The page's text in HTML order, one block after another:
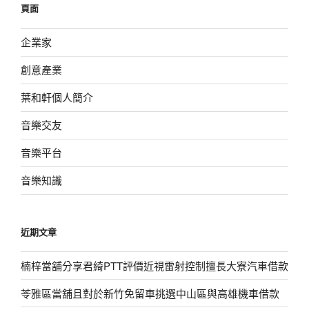
字:
頁面
企業家
創意產業
葉和軒個人簡介
音樂交友
音樂平台
音樂知識
近期文章
楠梓當舖分享君綺PTT評價近視雷射控制擅長大寮汽車借款
苓雅區當舖且對於新竹免留車挑選中山區與高雄機車借款